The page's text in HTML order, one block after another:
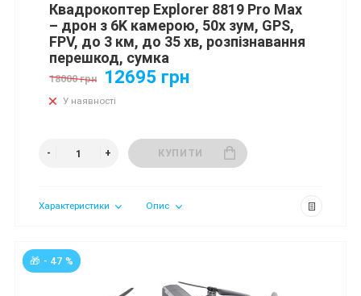
Квадрокоптер Explorer 8819 Pro Max
– дрон з 6K камерою, 50x зум, GPS,
FPV, до 3 км, до 35 хв, розпізнавання
перешкод, сумка
18000 грн 12695 грн
У наявності
КУПИТИ
Характеристики Опис
🎁 - 47 %